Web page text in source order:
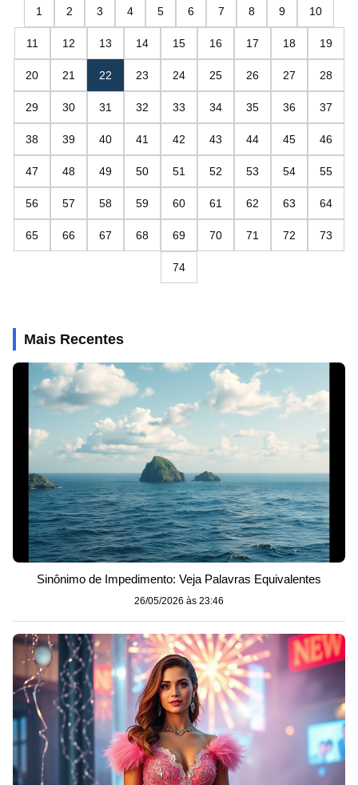
1 2 3 4 5 6 7 8 9 10
11 12 13 14 15 16 17 18 19
20 21 22 23 24 25 26 27 28
29 30 31 32 33 34 35 36 37
38 39 40 41 42 43 44 45 46
47 48 49 50 51 52 53 54 55
56 57 58 59 60 61 62 63 64
65 66 67 68 69 70 71 72 73
74
Mais Recentes
Sinônimo de Impedimento: Veja Palavras Equivalentes
26/05/2026 às 23:46